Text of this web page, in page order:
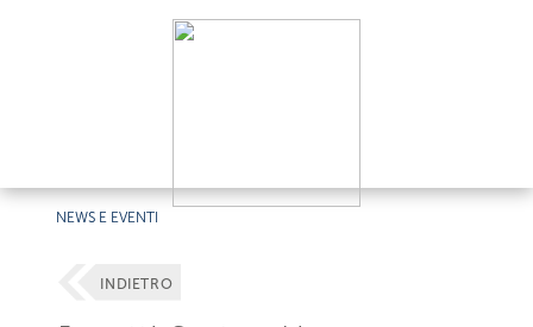
NEWS E EVENTI
INDIETRO